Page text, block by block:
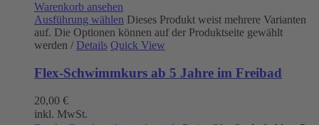
Warenkorb ansehen
Ausführung wählen Dieses Produkt weist mehrere Varianten
auf. Die Optionen können auf der Produktseite gewählt
werden / Details Quick View
Flex-Schwimmkurs ab 5 Jahre im Freibad
20,00 €
inkl. MwSt.